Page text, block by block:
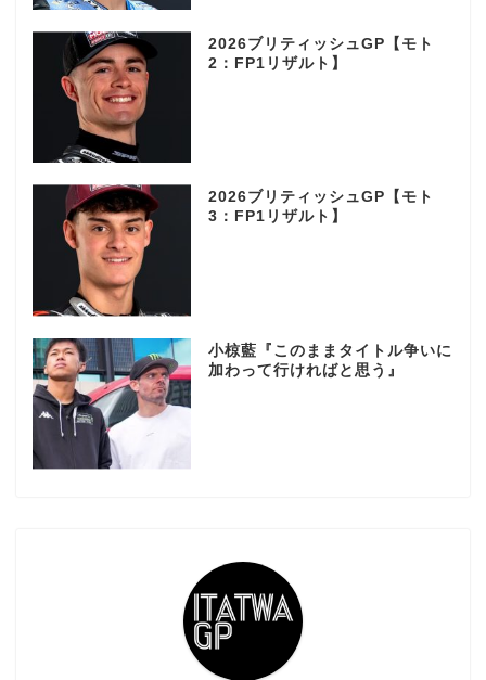
2026ブリティッシュGP【モト
2：FP1リザルト】
2026ブリティッシュGP【モト
3：FP1リザルト】
小椋藍『このままタイトル争いに
加わって行ければと思う』